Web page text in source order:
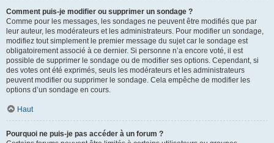
Comment puis-je modifier ou supprimer un sondage ?
Comme pour les messages, les sondages ne peuvent être modifiés que par
leur auteur, les modérateurs et les administrateurs. Pour modifier un sondage,
modifiez tout simplement le premier message du sujet car le sondage est
obligatoirement associé à ce dernier. Si personne n’a encore voté, il est
possible de supprimer le sondage ou de modifier ses options. Cependant, si
des votes ont été exprimés, seuls les modérateurs et les administrateurs
peuvent modifier ou supprimer le sondage. Cela empêche de modifier les
options d’un sondage en cours.
Haut
Pourquoi ne puis-je pas accéder à un forum ?